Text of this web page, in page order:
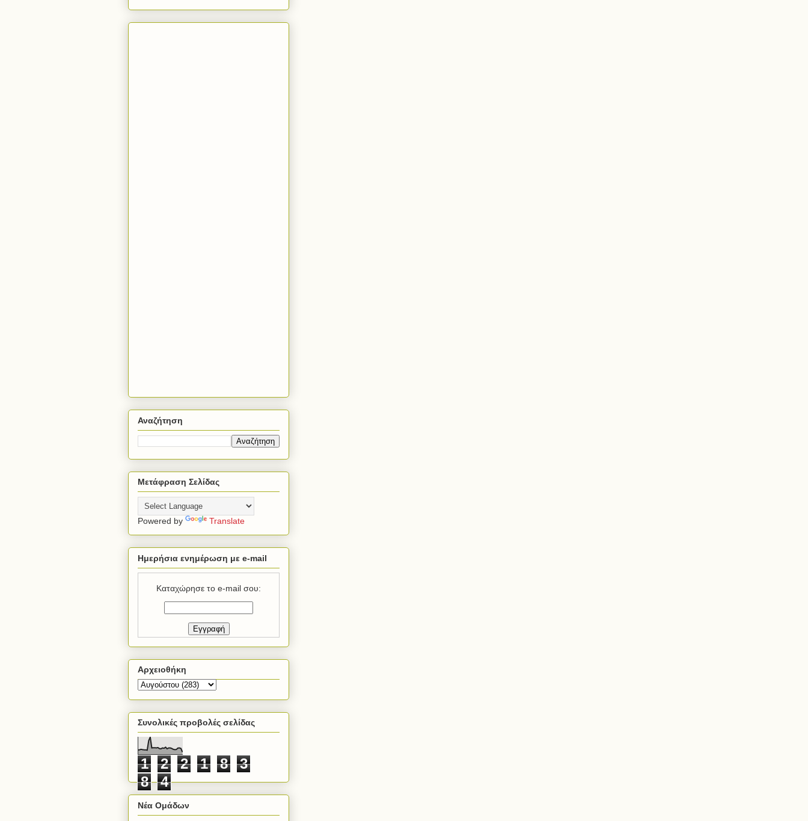
Αναζήτηση
Μετάφραση Σελίδας
Powered by Translate
Ημερήσια ενημέρωση με e-mail
Καταχώρησε το e-mail σου:
Αρχειοθήκη
Συνολικές προβολές σελίδας
1 2 2 1 8
3
8
4
Νέα Ομάδων